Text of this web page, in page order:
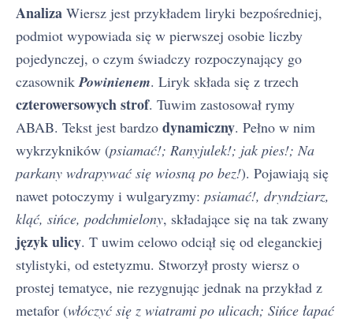
Analiza Wiersz jest przykładem liryki bezpośredniej,
podmiot wypowiada się w pierwszej osobie liczby
pojedynczej, o czym świadczy rozpoczynający go
czasownik Powinienem. Liryk składa się z trzech
czterowersowych strof. Tuwim zastosował rymy
ABAB. Tekst jest bardzo dynamiczny. Pełno w nim
wykrzykników (psiamać!; Ranyjulek!; jak pies!; Na
parkany wdrapywać się wiosną po bez!). Pojawiają się
nawet potoczymy i wulgaryzmy: psiamać!, dryndziarz,
kląć, sińce, podchmielony, składające się na tak zwany
język ulicy. T uwim celowo odciął się od eleganckiej
stylistyki, od estetyzmu. Stworzył prosty wiersz o
prostej tematyce, nie rezygnując jednak na przykład z
metafor (włóczyć się z wiatrami po ulicach; Sińce łapać